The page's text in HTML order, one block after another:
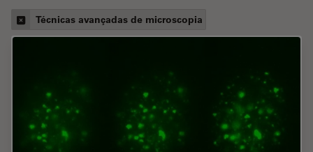
Técnicas avançadas de microscopia